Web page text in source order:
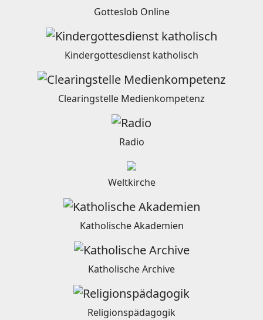
Gotteslob Online
Kindergottesdienst katholisch
Clearingstelle Medienkompetenz
Radio
Weltkirche
Katholische Akademien
Katholische Archive
Religionspädagogik